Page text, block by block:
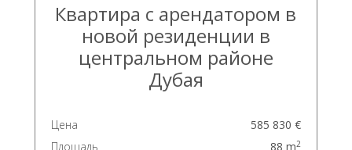
Квартира с арендатором в
новой резиденции в
центральном районе
Дубая
Цена
585 830 €
Площадь
88 m2